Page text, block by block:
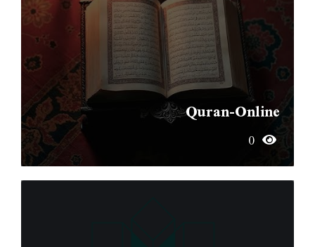
Quran-Online